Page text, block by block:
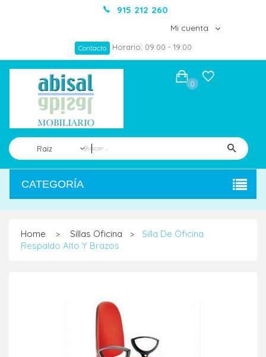
915 212 260
Mi cuenta
Contacto Horario: 09:00 - 19:00
Raíz
0
CATEGORÍA
Home > Sillas Oficina >
Silla De Oficina
Respaldo Alto Y Brazos